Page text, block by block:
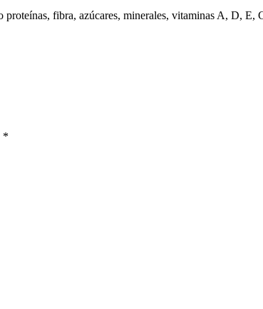
proteínas, fibra, azúcares, minerales, vitaminas A, D,
*